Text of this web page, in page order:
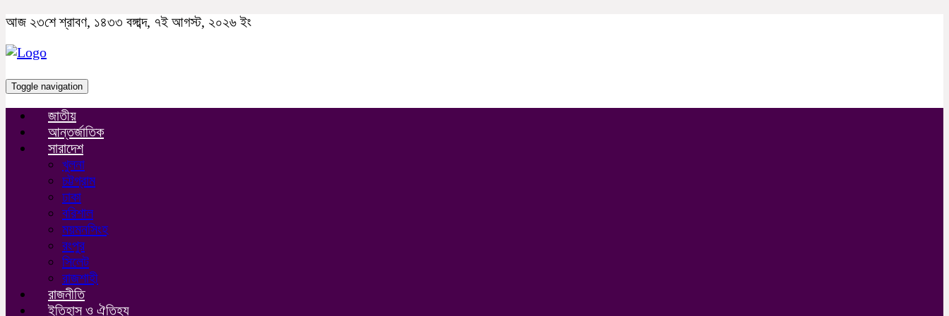
আজ ২৩শে শ্রাবণ, ১৪৩৩ বঙ্গাব্দ, ৭ই আগস্ট, ২০২৬ ইং
Toggle navigation
জাতীয়
আন্তর্জাতিক
সারাদেশ
খুলনা
চট্টগ্রাম
ঢাকা
বরিশাল
ময়মনসিংহ
রংপুর
সিলেট
রাজশাহী
রাজনীতি
ইতিহাস ও ঐতিহ্য